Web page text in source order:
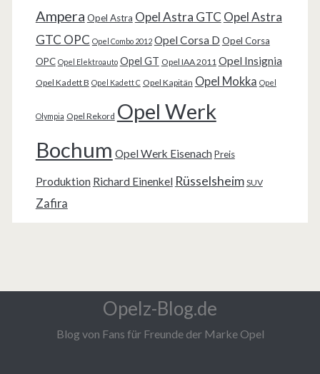
Ampera Opel Astra Opel Astra GTC Opel Astra
GTC OPC Opel Combo 2012 Opel Corsa D Opel Corsa
OPC Opel Elektroauto Opel GT Opel IAA 2011 Opel Insignia
Opel Kadett B Opel Kadett C Opel Kapitän Opel Mokka Opel
Olympia Opel Rekord Opel Werk
Bochum Opel Werk Eisenach Preis
Produktion Richard Einenkel Rüsselsheim SUV
Zafira
Opelz-Blog.de
Blog von Fans für Freunde der Marke Opel